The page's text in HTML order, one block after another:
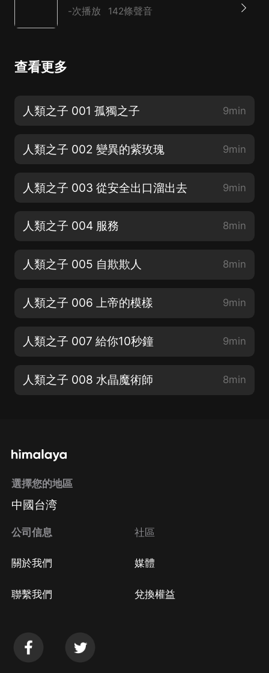
-次播放 142條聲音
查看更多
人類之子 001 孤獨之子 9min
人類之子 002 變異的紫玫瑰 9min
人類之子 003 從安全出口溜出去 9min
人類之子 004 服務 8min
人類之子 005 自欺欺人 8min
人類之子 006 上帝的模樣 9min
人類之子 007 給你10秒鐘 9min
人類之子 008 水晶魔術師 8min
選擇您的地區
中國台湾
公司信息
關於我們
聯繫我們
社區
媒體
兌換權益